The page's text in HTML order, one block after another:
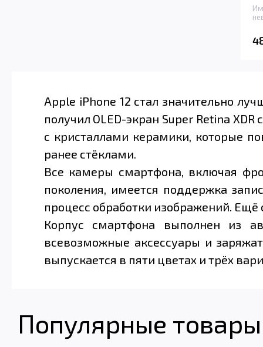
Apple iPhone 12 стал значительно
получил OLED-экран Super Retina
с кристаллами керамики, которые
ранее стёклами.
Все камеры смартфона, включая
поколения, имеется поддержка
процесс обработки изображений.
Корпус смартфона выполнен из
всевозможные аксессуары и
выпускается в пяти цветах и трёх
Популярные